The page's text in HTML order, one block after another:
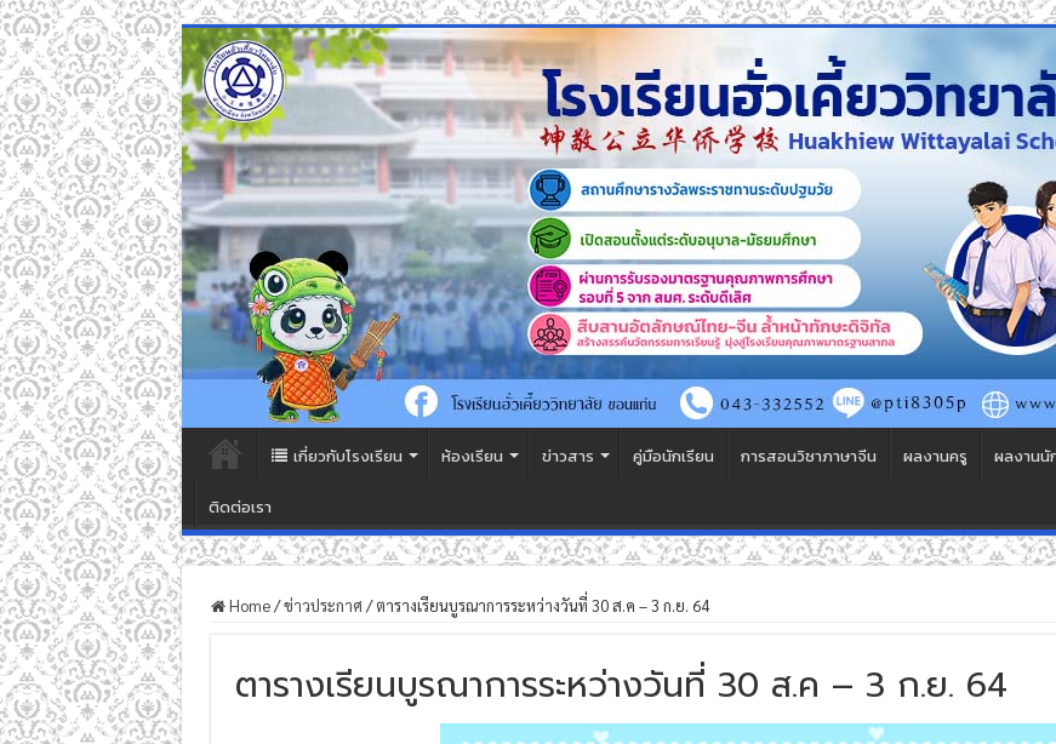
เกี่ยวกับโรงเรียน ห้องเรียน ข่าวสาร คู่มือนักเรียน การสอนวิชาภาษาจีน ผลงานครู ผลงานนั
ติดต่อเรา
Home / ข่าวประกาศ / ตารางเรียนบูรณาการระหว่างวันที่ 30 ส.ค – 3 ก.ย. 64
ตารางเรียนบูรณาการระหว่างวันที่ 30 ส.ค – 3 ก.ย. 64